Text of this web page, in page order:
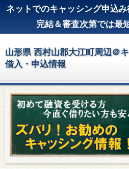
ネットでのキャッシング申込
完結＆審査次第では最
山形県 西村山郡大江町周辺＠
借入・申込情報